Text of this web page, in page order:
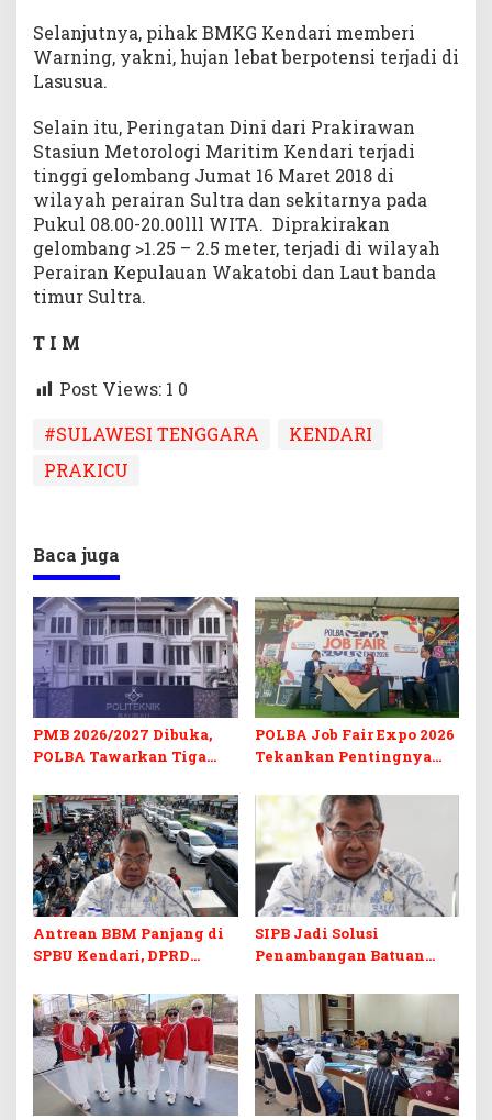
Selanjutnya, pihak BMKG Kendari memberi
Warning, yakni, hujan lebat berpotensi terjadi di
Lasusua.
Selain itu, Peringatan Dini dari Prakirawan
Stasiun Metorologi Maritim Kendari terjadi
tinggi gelombang Jumat 16 Maret 2018 di
wilayah perairan Sultra dan sekitarnya pada
Pukul 08.00-20.00lll WITA. Diprakirakan
gelombang >1.25 – 2.5 meter, terjadi di wilayah
Perairan Kepulauan Wakatobi dan Laut banda
timur Sultra.
T I M
Post Views: 1 0
#SULAWESI TENGGARA
KENDARI
PRAKICU
Baca juga
PMB 2026/2027 Dibuka,
POLBA Tawarkan Tiga
Kuliah Gratis
POLBA Job Fair Expo 2026
Tekankan Pentingnya
Digital
Antrean BBM Panjang di
SPBU Kendari, DPRD
Barcode Curang
SIPB Jadi Solusi
Penambangan Batuan
di Sultra